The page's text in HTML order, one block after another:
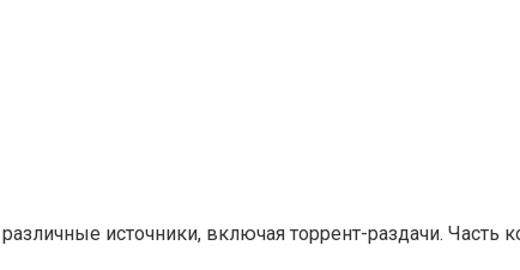
источники, включая торрент-раздачи. Часть